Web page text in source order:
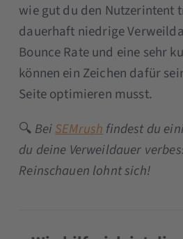
wie gut du den Nutzerintent
dauerhaft niedrige
Bounce Rate und eine sehr
können ein Zeichen dafür
Seite optimieren musst.
🔍 BeiSEMrushfindest du
du deine Verweildauer
Reinschauen lohnt sich!